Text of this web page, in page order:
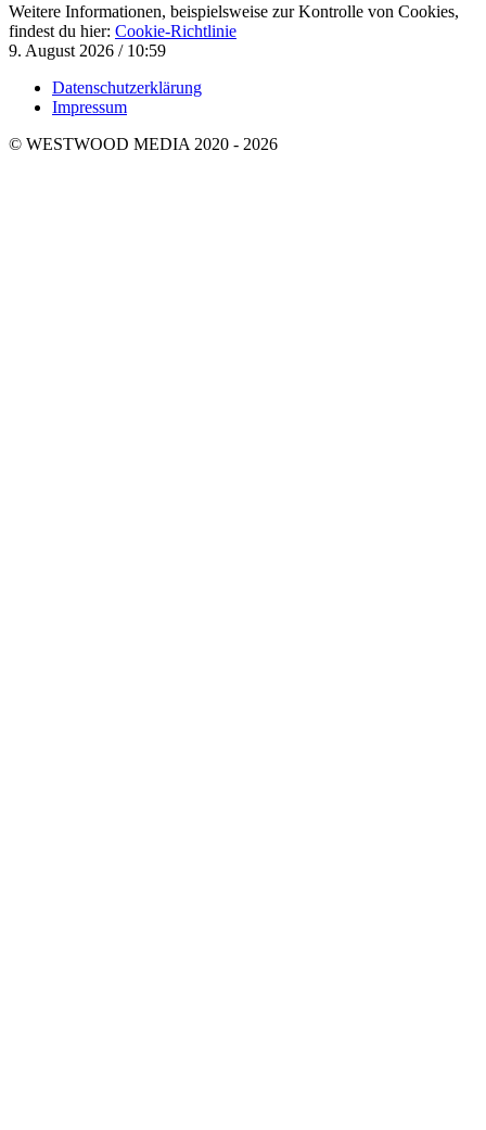
Weitere Informationen, beispielsweise zur Kontrolle von Cookies,
findest du hier: Cookie-Richtlinie
9. August 2026 / 10:59
Datenschutzerklärung
Impressum
© WESTWOOD MEDIA 2020 - 2026